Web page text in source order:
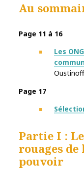
Au
Page 11 à 16
Les
Oustinoff
Page 17
Partie I :
rouages
pouvoir